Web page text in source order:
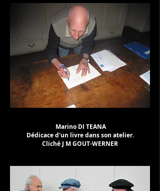
Marino DI TEANA
Dédicace d'un livre dans son atelier.
Cliché J M GOUT-WERNER